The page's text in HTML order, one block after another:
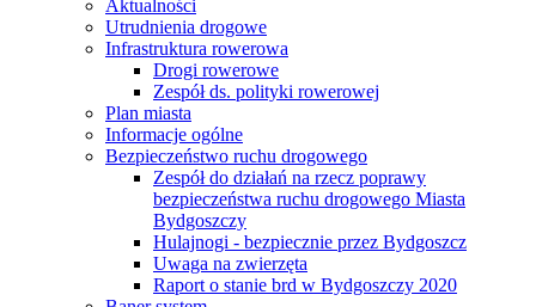
Aktualności
Utrudnienia drogowe
Infrastruktura rowerowa
Drogi rowerowe
Zespół ds. polityki rowerowej
Plan miasta
Informacje ogólne
Bezpieczeństwo ruchu drogowego
Zespół do działań na rzecz poprawy
bezpieczeństwa ruchu drogowego Miasta
Bydgoszczy
Hulajnogi - bezpiecznie przez Bydgoszcz
Uwaga na zwierzęta
Raport o stanie brd w Bydgoszczy 2020